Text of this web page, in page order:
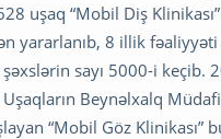
uşaq “Mobil Diş
yararlanıb, 8 illik
şəxslərin sayı 5000-i keçib.
Uşaqların Beynəlxalq
“Mobil Göz Klinikası”